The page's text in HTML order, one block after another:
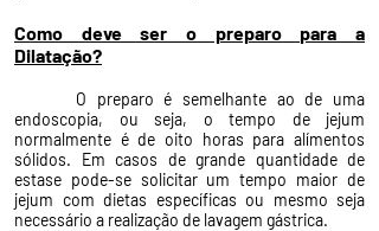
Como deve ser o preparo para a
Dilatação?
O preparo é semelhante ao de uma
endoscopia, ou seja, o tempo de jejum
normalmente é de oito horas para alímentos
sólidos. Em casos de grande quantidade de
estase pode-se solicitar um tempo maior de
jejum com dietas específicas ou mesmo seja
necessário a realização de lavagem gástrica.